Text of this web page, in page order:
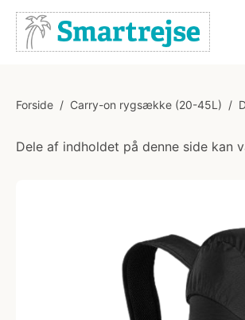
Forside / Carry-on rygsække (20-45L) /
Dele af indholdet på denne side